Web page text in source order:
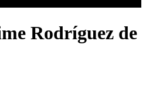
Rodríguez de